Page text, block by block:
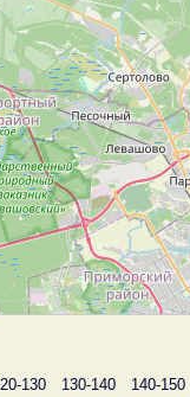
130 130-140
140-150